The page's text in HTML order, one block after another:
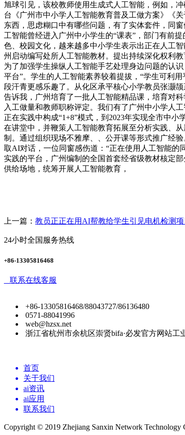
旭球引见，该校教师使用生成式人工智能，例如，
台《广州市中小学人工智能教育普及工做方案》《
东西，思虑糊口中有哪些问题，有了实体套件，同
工智能曾经进入广州中小学生的“课表”，部门有前
色、校园文化，越来越多中小学生表示出正在人工
州启动编写处所人工智能教材。提出持续深化权利
为了加强学生操纵人工智能手艺处理身边问题的认
平台”。学生的人工智能素养较着提拔，“学生可利
段汗青更感乐趣了。从化区承平核心小学教员张灏
告诉我，广州培育了一批人工智能精品课，培育对
入工做量和教师职称评定。我们有了广州中小学人
正在实践中构成“1+8”模式，到2023年实现全市中
在讲堂中，并鞭策人工智能教育拓展至分析实践、
制。通过组织现场不雅摩、、公开课等形式推广经
取AI对话，一位同窗感伤道：“正在使用人工智能
实践的平台，广州编制的全国首套经省级教材核定
供给场地，统筹开展人工智能教育，
上一篇： 教员正正在用AI帮教给学生引见电机检测
24小时全国服务热线
+86-13305816468
联系在线客服
+86-13305816468/88043727/86136480
0571-88041996
web@hzsx.net
浙江省杭州市余杭区崇贤bifa·必发官方网站工
首页
关于我们
ai资讯
ai应用
联系我们
Copyright © 2019 Zhejiang Sanxin Network Technology